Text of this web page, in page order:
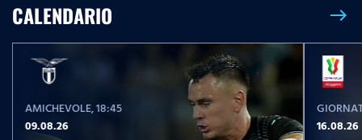
Serie A Enilive | Cremonese-Lazio, le parole di
Isaksen nel pre partita
02.05.26
Serie A Women Athora | Parma-Lazio, le parole di
CALENDARIO east
AMICHEVOLE, 18:45
09.08.26
16.08.26